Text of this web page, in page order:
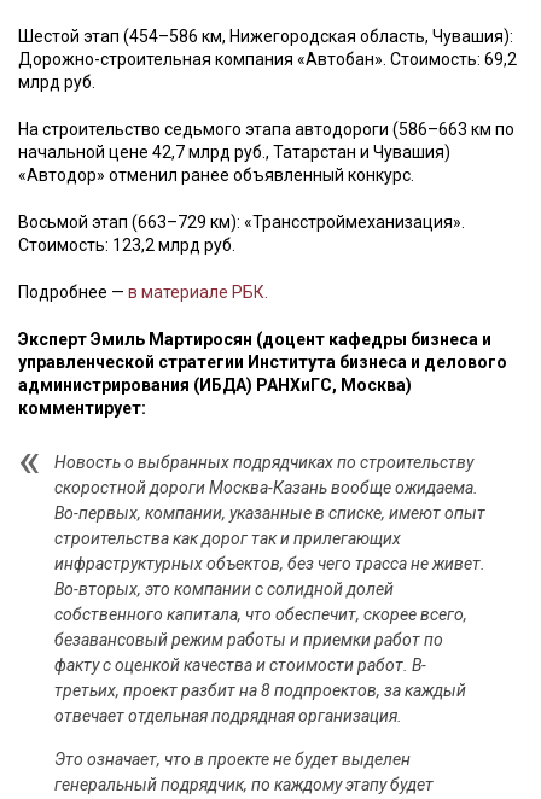
Шестой этап (454–586 км, Нижегородская область, Чувашия):
Дорожно-строительная компания «Автобан». Стоимость: 69,2
млрд руб.
На строительство седьмого этапа автодороги (586–663 км по
начальной цене 42,7 млрд руб., Татарстан и Чувашия)
«Автодор» отменил ранее объявленный конкурс.
Восьмой этап (663–729 км): «Трансстроймеханизация».
Стоимость: 123,2 млрд руб.
Подробнее — в материале РБК.
Эксперт Эмиль Мартиросян (доцент кафедры бизнеса и
управленческой стратегии Института бизнеса и делового
администрирования (ИБДА) РАНХиГС, Москва)
комментирует:
Новость о выбранных подрядчиках по строительству
скоростной дороги Москва-Казань вообще ожидаема.
Во-первых, компании, указанные в списке, имеют опыт
строительства как дорог так и прилегающих
инфраструктурных объектов, без чего трасса не живет.
Во-вторых, это компании с солидной долей
собственного капитала, что обеспечит, скорее всего,
безавансовый режим работы и приемки работ по
факту с оценкой качества и стоимости работ. В-
третьих, проект разбит на 8 подпроектов, за каждый
отвечает отдельная подрядная организация.
Это означает, что в проекте не будет выделен
генеральный подрядчик, по каждому этапу будет